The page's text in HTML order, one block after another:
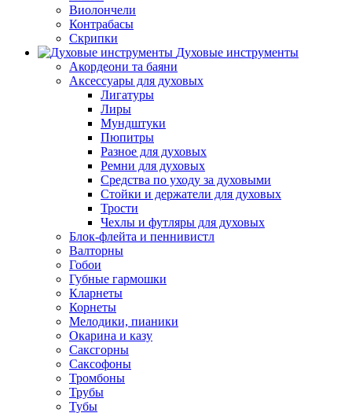
Виолончели
Контрабасы
Скрипки
Духовые инструменты
Акордеони та баяни
Аксессуары для духовых
Лигатуры
Лиры
Мундштуки
Пюпитры
Разное для духовых
Ремни для духовых
Средства по уходу за духовыми
Стойки и держатели для духовых
Трости
Чехлы и футляры для духовых
Блок-флейта и пеннивистл
Валторны
Гобои
Губные гармошки
Кларнеты
Корнеты
Мелодики, пианики
Окарина и казу
Саксгорны
Саксофоны
Тромбоны
Трубы
Тубы